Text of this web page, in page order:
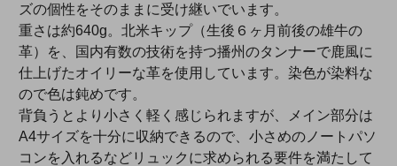
ズの個性をそのままに受け継いでいます。
重さは約640g。北米キップ（生後６ヶ月前後の雄牛の
革）を、国内有数の技術を持つ播州のタンナーで鹿風に
仕上げたオイリーな革を使用しています。染色が染料な
ので色は鈍めです。
背負うとより小さく軽く感じられますが、メイン部分は
A4サイズを十分に収納できるので、小さめのノートパソ
コンを入れるなどリュックに求められる要件を満たして